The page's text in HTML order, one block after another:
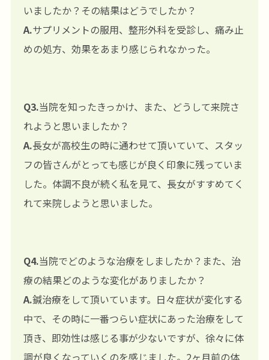
いましたか？その結果はどうでしたか？
A.サプリメントの服用、整形外科を受診し、痛み止
めの処方、効果をあまり感じられなかった。
Q3.当院を知ったきっかけ、また、どうして来院さ
れようと思いましたか？
A.長女が高校生の時に通わせて頂いていて、スタッ
フの皆さんがとっても感じが良く印象に残っていま
した。体調不良が続く私を見て、長女がすすめてく
れて来院しようと思いました。
Q4.当院でどのような治療をしましたか？また、治
療の結果どのような変化がありましたか？
A.鍼治療をして頂いています。日々症状が変化する
中で、その時に一番つらい症状にあった治療をして
頂き、即効性は感じる事が少ないですが、徐々に体